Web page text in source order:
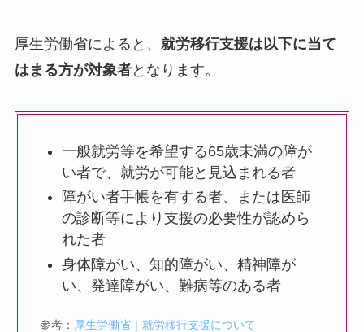
厚生労働省によると、 就労移行支援は以下に当て
はまる方が対象者となります。
一般就労等を希望する65歳未満の障が
い者で、就労が可能と見込まれる者
障がい者手帳を有する者、または医師
の診断等により支援の必要性が認めら
れた者
身体障がい、知的障がい、精神障が
い、発達障がい、難病等のある者
参考： 厚生労働省｜就労移行支援について